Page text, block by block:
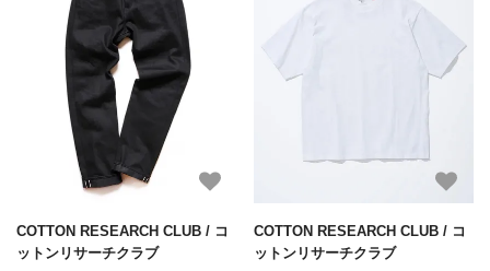
COTTON RESEARCH CLUB / コ
ットンリサーチクラブ
COTTON RESEARCH CLUB / コ
ットンリサーチクラブ